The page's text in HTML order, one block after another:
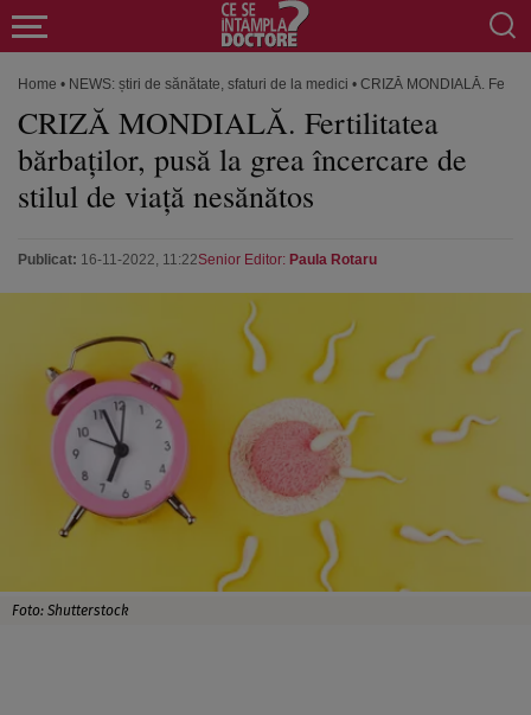
Home • NEWS: știri de sănătate, sfaturi de la medici • CRIZĂ MONDIALĂ.
CRIZĂ MONDIALĂ. Fertilitatea
bărbaților, pusă la grea încercare de
stilul de viață nesănătos
Publicat: 16-11-2022, 11:22Senior Editor: Paula Rotaru
Foto: Shutterstock